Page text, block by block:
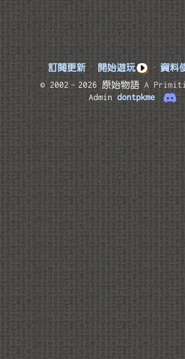
訂閱更新 · 開始遊玩 · 資料
© 2002–2026 原始物語 A
Admin dontpkme